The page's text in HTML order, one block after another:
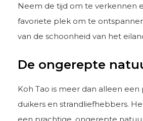
Neem de tijd om te verkennen
favoriete plek om te
van de schoonheid van het
De ongerepte
Koh Tao is meer dan alleen een
duikers en strandliefhebbers.